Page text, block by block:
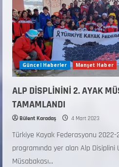
Güncel Haberler Manşet Haber
ALP DİSPLİNİNİ 2. AYAK
TAMAMLANDI
Bülent Karadaş 4 Mart 2023
Türkiye Kayak Federasyonu
programında yer alan Alp Disiplini
Müsabakası...